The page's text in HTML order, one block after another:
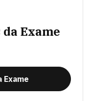
Exame
Exame